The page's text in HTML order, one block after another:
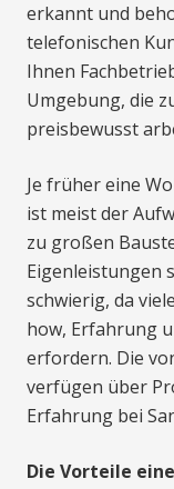
erkannt und
telefonischen
Ihnen
Umgebung, die
preisbewusst
Je früher eine
ist meist der
zu großen
Eigenleistungen
schwierig, da
how, Erfahrung
erfordern. Die
verfügen über
Erfahrung bei
Die Vorteile